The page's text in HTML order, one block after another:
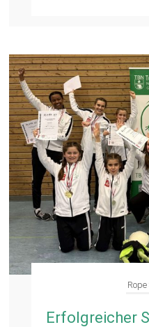
Erfolgreicher